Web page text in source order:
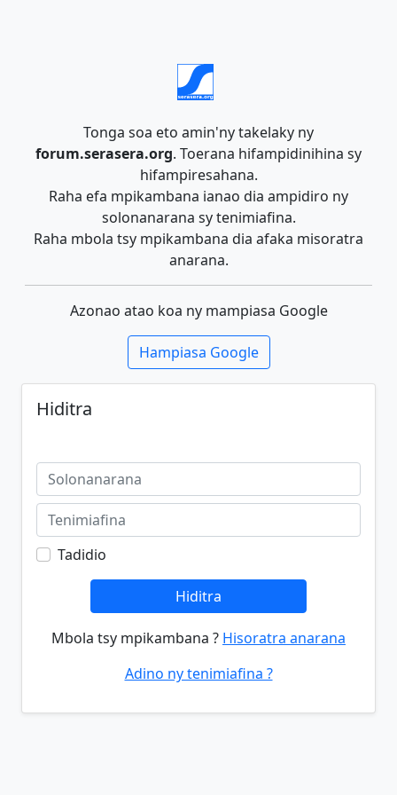
Tonga soa eto amin'ny takelaky ny
forum.serasera.org. Toerana hifampidinihina sy
hifampiresahana.
Raha efa mpikambana ianao dia ampidiro ny
solonanarana sy tenimiafina.
Raha mbola tsy mpikambana dia afaka misoratra
anarana.
Azonao atao koa ny mampiasa Google
Hampiasa Google
Hiditra
Tadidio
Hiditra
Mbola tsy mpikambana ? Hisoratra anarana
Adino ny tenimiafina ?